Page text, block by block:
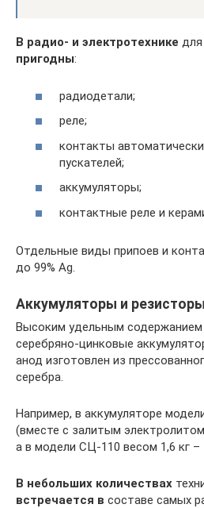
В радио- и электротехнике для
пригодны:
радиодетали;
реле;
контакты
пускателей;
аккумуляторы;
контактные реле и
Отдельные виды припоев и
до 99% Ag.
Аккумуляторы и резисторы
Высоким удельным содержанием
серебряно-цинковые
анод изготовлен из
серебра.
Например, в аккумуляторе
(вместе с залитым
а в модели СЦ-110 весом 1,6 кг –
В небольших количествах
встречается в составе самых